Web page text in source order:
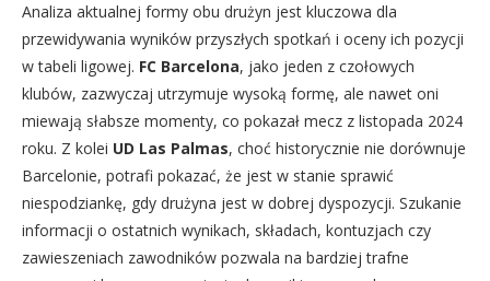
Analiza aktualnej formy obu drużyn jest kluczowa dla
przewidywania wyników przyszłych spotkań i oceny ich pozycji
w tabeli ligowej. FC Barcelona, jako jeden z czołowych
klubów, zazwyczaj utrzymuje wysoką formę, ale nawet oni
miewają słabsze momenty, co pokazał mecz z listopada 2024
roku. Z kolei UD Las Palmas, choć historycznie nie dorównuje
Barcelonie, potrafi pokazać, że jest w stanie sprawić
niespodziankę, gdy drużyna jest w dobrej dyspozycji. Szukanie
informacji o ostatnich wynikach, składach, kontuzjach czy
zawieszeniach zawodników pozwala na bardziej trafne